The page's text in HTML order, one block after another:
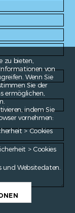
zu bieten,
von
Wenn Sie
Sie der
ermöglichen,
indem Sie
vornehmen:
> Cookies
> Cookies
und Websitedaten.